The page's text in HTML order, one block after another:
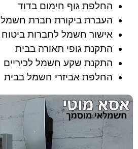
החלפת גוף חימום בדוד
העברת ביקורת חברת חשמל
אישור חשמל לחברות ביטוח
התקנת גופי תאורה בבית
התקנת שקע חשמל לכיריים
החלפת אביזרי חשמל בבית